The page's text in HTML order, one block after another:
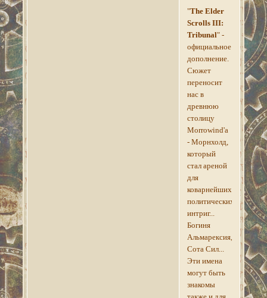
"The Elder
Scrolls III:
Tribunal" -
официальное
дополнение.
Сюжет
переносит
нас в
древнюю
столицу
Morrowind'а
- Морнхолд,
который
стал ареной
для
коварнейших
политических
интриг...
Богиня
Альмарексия,
Сота Сил...
Эти имена
могут быть
знакомы